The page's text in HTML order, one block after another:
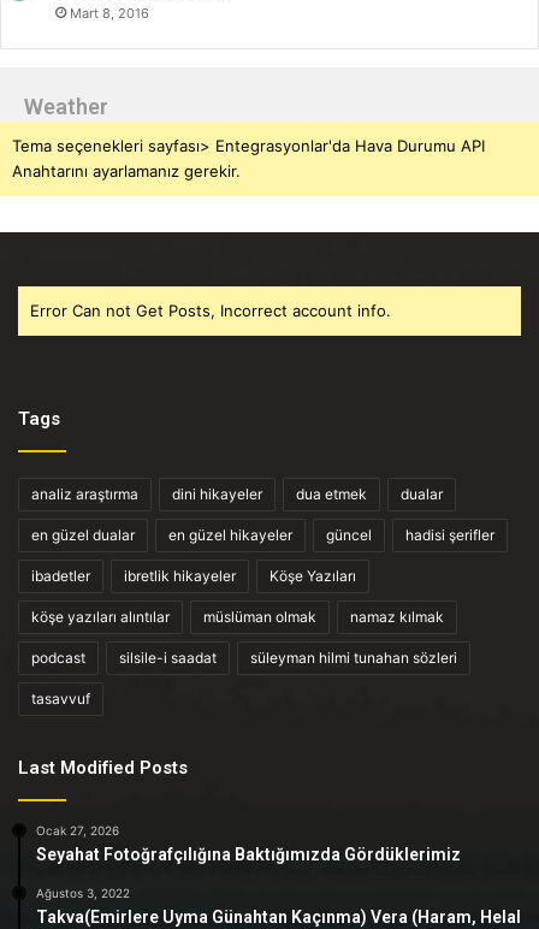
Mart 8, 2016
Weather
Tema seçenekleri sayfası> Entegrasyonlar'da Hava Durumu API
Anahtarını ayarlamanız gerekir.
Error Can not Get Posts, Incorrect account info.
Tags
analiz araştırma dini hikayeler dua etmek dualar
en güzel dualar en güzel hikayeler güncel hadisi şerifler
ibadetler ibretlik hikayeler Köşe Yazıları
köşe yazıları alıntılar müslüman olmak namaz kılmak
podcast silsile-i saadat süleyman hilmi tunahan sözleri
tasavvuf
Last Modified Posts
Ocak 27, 2026
Seyahat Fotoğrafçılığına Baktığımızda Gördüklerimiz
Ağustos 3, 2022
Takva(Emirlere Uyma Günahtan Kaçınma) Vera (Haram, Helal